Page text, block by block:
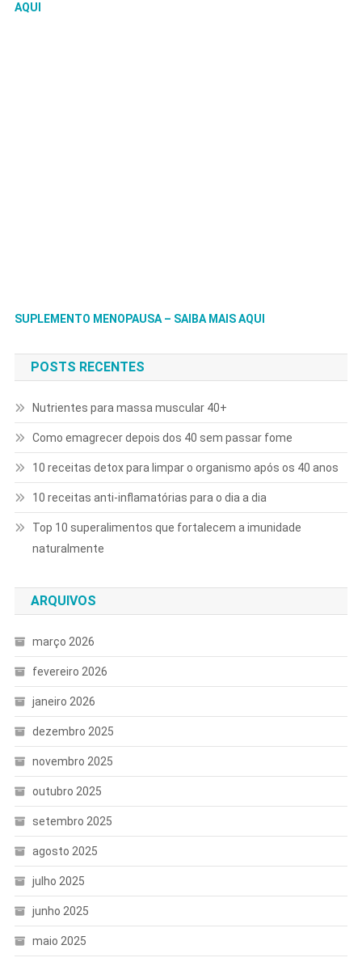
AQUI
SUPLEMENTO MENOPAUSA – SAIBA MAIS AQUI
POSTS RECENTES
Nutrientes para massa muscular 40+
Como emagrecer depois dos 40 sem passar fome
10 receitas detox para limpar o organismo após os 40 anos
10 receitas anti-inflamatórias para o dia a dia
Top 10 superalimentos que fortalecem a imunidade
naturalmente
ARQUIVOS
março 2026
fevereiro 2026
janeiro 2026
dezembro 2025
novembro 2025
outubro 2025
setembro 2025
agosto 2025
julho 2025
junho 2025
maio 2025